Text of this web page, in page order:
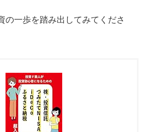
の一歩を踏み出してみてくださ